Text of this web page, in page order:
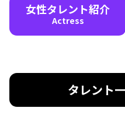
女性タレント紹介
Actress
タレント